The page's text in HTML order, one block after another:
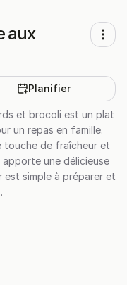
aux
Planifier
et brocoli est un plat
un repas en famille.
touche de fraîcheur et
une délicieuse
simple à préparer et